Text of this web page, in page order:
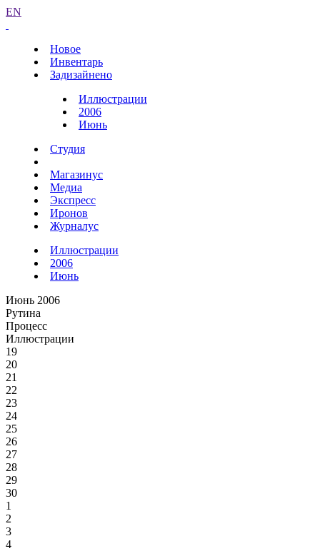
EN
Новое
Инвентарь
Задизайнено
Иллюстрации
2006
Июнь
Студия
Магазинус
Медиа
Экспресс
Иронов
Журналус
Иллюстрации
2006
Июнь
Июнь 2006
Рутина
Процесс
Иллюстрации
19
20
21
22
23
24
25
26
27
28
29
30
1
2
3
4